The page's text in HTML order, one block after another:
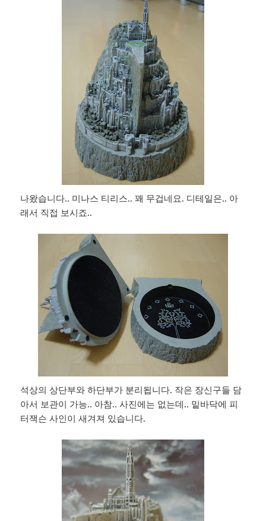
나왔습니다.. 미나스 티리스.. 꽤 무겁네요. 디테일은.. 아
래서 직접 보시죠..
석상의 상단부와 하단부가 분리됩니다. 작은 장신구들 담
아서 보관이 가능.. 아참.. 사진에는 없는데.. 밑바닥에 피
터잭슨 사인이 새겨져 있습니다.